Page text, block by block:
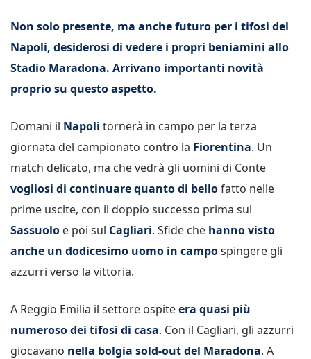
Non solo presente, ma anche futuro per i tifosi del
Napoli, desiderosi di vedere i propri beniamini allo
Stadio Maradona. Arrivano importanti novità
proprio su questo aspetto.
Domani il Napoli tornerà in campo per la terza
giornata del campionato contro la Fiorentina. Un
match delicato, ma che vedrà gli uomini di Conte
vogliosi di continuare quanto di bellofatto nelle
prime uscite, con il doppio successo prima sul
Sassuolo e poi sul Cagliari. Sfide che hanno visto
anche un dodicesimo uomo in campospingere gli
azzurri verso la vittoria.
A Reggio Emilia il settore ospiteera quasi più
numeroso dei tifosi di casa. Con il Cagliari, gli azzurri
giocavano nella bolgia sold-out del Maradona. A